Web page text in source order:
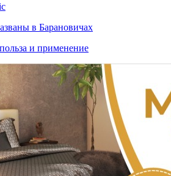
в Барановичах
и применение